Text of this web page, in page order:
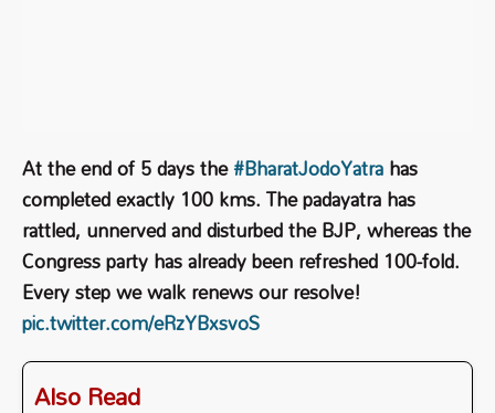
At the end of 5 days the#BharatJodoYatrahas
completed exactly 100 kms. The padayatra has
rattled, unnerved and disturbed the BJP, whereas the
Congress party has already been refreshed 100-fold.
Every step we walk renews our resolve!
pic.twitter.com/eRzYBxsvoS
Also Read